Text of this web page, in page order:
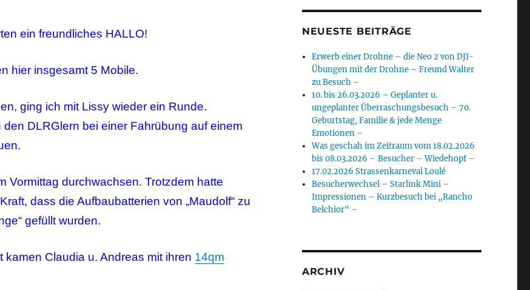
ein freundliches HALLO!
hier insgesamt 5 Mobile.
ging ich mit Lissy wieder ein Runde.
den DLRGlern bei einer Fahrübung auf einem
Vormittag durchwachsen. Trotzdem hatte
dass die Aufbaubatterien von „Maudolf“ zu
gefüllt wurden.
kamen Claudia u. Andreas mit ihren 14qm
NEUESTE BEITRÄGE
Erwerb einer Drohne – die Neo 2 von DJI-
Übungen mit der Drohne – Freund Walter
zu Besuch –
10. bis 26.03.2026 – Geplanter u.
ungeplanter Überraschungsbesuch – 70.
Geburtstag, Familie & jede Menge
Emotionen –
Was geschah im Zeitraum vom 18.02.2026
bis 08.03.2026 – Besucher – Wiedehopf –
17.02.2026 Strassenkarneval Loulé
Besucherwechsel – Starlink Mini –
Impressionen – Kurzbesuch bei „Rancho
Belchior“ –
ARCHIV